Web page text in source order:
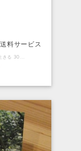
料サービス
「itona」は、 富山の風土に向き合って生きる 30～50代の女性たちが、 カメラ片手に自らペンをとり、 自分たちの日常を紹介する冊子です。 実に4年ぶり第5号の発行を記念し、5冊セット、送料サービスのスペシャルセット販売です。 〈通常価格〉1,650円×5号=8,250円（税込）+送料 のところ、 ------------ 《スペシャル価格》 5号セット+送料込みで8,250円（税込） ------------ でのスペシャル販売です！